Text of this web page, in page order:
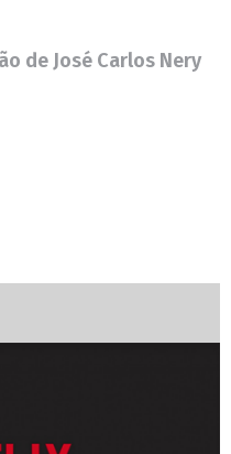
de José Carlos Nery